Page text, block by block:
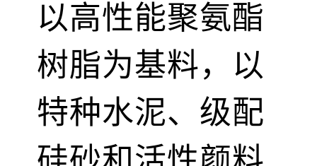
以高性能聚氨酯
树脂为基料，以
特种水泥、级配